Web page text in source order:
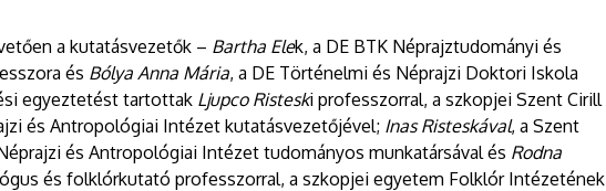
a kutatásvezetők – Bartha Elek, a DE BTK Néprajztudományi és
és Bólya Anna Mária, a DE Történelmi és Néprajzi Doktori Iskola
egyeztetést tartottak Ljupco Risteski professzorral, a szkopjei Szent Cirill
és Antropológiai Intézet kutatásvezetőjével; Inas Risteskával, a Szent
és Antropológiai Intézet tudományos munkatársával és Rodna
és folklórkutató professzorral, a szkopjei egyetem Folklór Intézetének